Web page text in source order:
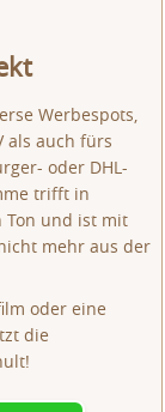
Werbespots,
als auch fürs
oder DHL-
trifft in
Ton und ist mit
mehr aus der
oder eine
die